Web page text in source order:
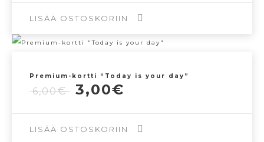
2,50€.1,25€.
LISÄÄ OSTOSKORIIN
Premium-kortti “Today is your day”
6,00€
Alkuperäinen
6,00€.
3,00€
3,00€.
LISÄÄ OSTOSKORIIN